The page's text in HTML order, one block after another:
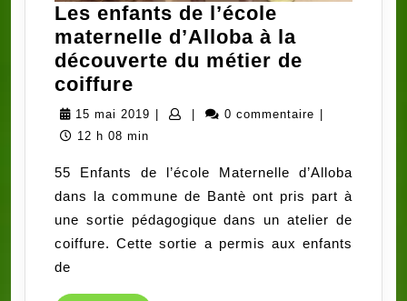
Les enfants de l’école
maternelle d’Alloba à la
découverte du métier de
coiffure
enfants
de
maternelle
d’Alloba
à
la
du
15 mai 2019 15
| | 0 commentaire |
12 h 08 min
55 Enfants de l’école Maternelle d’Alloba
dans la commune de Bantè ont pris part à
une sortie pédagogique dans un atelier de
coiffure. Cette sortie a permis aux enfants
de